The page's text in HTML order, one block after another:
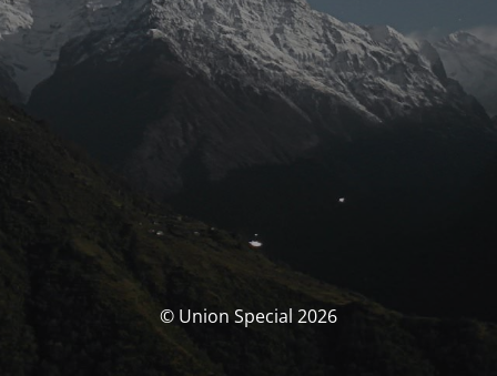
© Union Special 2026